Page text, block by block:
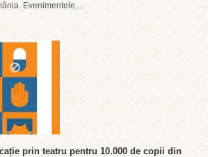
Evenimentele,...
prin teatru pentru 10.000 de copii din